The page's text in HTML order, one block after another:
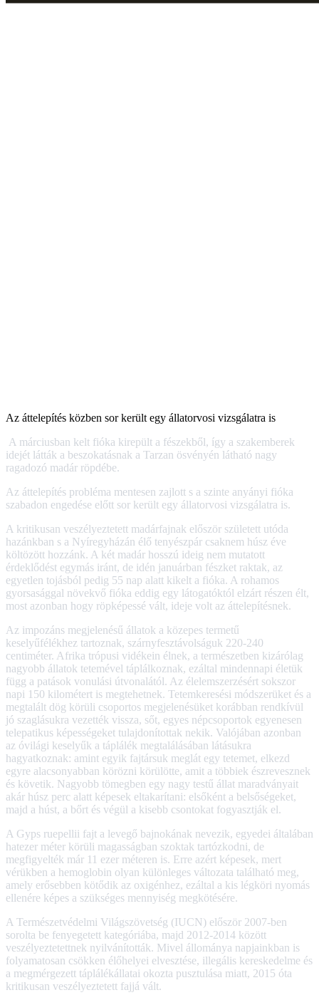
Az áttelepítés közben sor került egy állatorvosi vizsgálatra is
A márciusban kelt fióka kirepült a fészekből, így a szakemberek
idejét látták a beszokatásnak a Tarzan ösvényén látható nagy
ragadozó madár röpdébe.
Az áttelepítés probléma mentesen zajlott s a szinte anyányi fióka
szabadon engedése előtt sor került egy állatorvosi vizsgálatra is.
A kritikusan veszélyeztetett madárfajnak először született utóda
hazánkban s a Nyíregyházán élő tenyészpár csaknem húsz éve
költözött hozzánk. A két madár hosszú ideig nem mutatott
érdeklődést egymás iránt, de idén januárban fészket raktak, az
egyetlen tojásból pedig 55 nap alatt kikelt a fióka. A rohamos
gyorsasággal növekvő fióka eddig egy látogatóktól elzárt részen élt,
most azonban hogy röpképessé vált, ideje volt az áttelepítésnek.
Az impozáns megjelenésű állatok a közepes termetű
keselyűfélékhez tartoznak, szárnyfesztávolságuk 220-240
centiméter. Afrika trópusi vidékein élnek, a természetben kizárólag
nagyobb állatok tetemével táplálkoznak, ezáltal mindennapi életük
függ a patások vonulási útvonalától. Az élelemszerzésért sokszor
napi 150 kilométert is megtehetnek. Tetemkeresési módszerüket és a
megtalált dög körüli csoportos megjelenésüket korábban rendkívül
jó szaglásukra vezették vissza, sőt, egyes népcsoportok egyenesen
telepatikus képességeket tulajdonítottak nekik. Valójában azonban
az óvilági keselyűk a táplálék megtalálásában látásukra
hagyatkoznak: amint egyik fajtársuk meglát egy tetemet, elkezd
egyre alacsonyabban körözni körülötte, amit a többiek észrevesznek
és követik. Nagyobb tömegben egy nagy testű állat maradványait
akár húsz perc alatt képesek eltakarítani: elsőként a belsőségeket,
majd a húst, a bőrt és végül a kisebb csontokat fogyasztják el.
A Gyps ruepellii fajt a levegő bajnokának nevezik, egyedei általában
hatezer méter körüli magasságban szoktak tartózkodni, de
megfigyelték már 11 ezer méteren is. Erre azért képesek, mert
vérükben a hemoglobin olyan különleges változata található meg,
amely erősebben kötődik az oxigénhez, ezáltal a kis légköri nyomás
ellenére képes a szükséges mennyiség megkötésére.
A Természetvédelmi Világszövetség (IUCN) először 2007-ben
sorolta be fenyegetett kategóriába, majd 2012-2014 között
veszélyeztetettnek nyilvánították. Mivel állománya napjainkban is
folyamatosan csökken élőhelyei elvesztése, illegális kereskedelme és
a megmérgezett táplálékállatai okozta pusztulása miatt, 2015 óta
kritikusan veszélyeztetett fajjá vált.